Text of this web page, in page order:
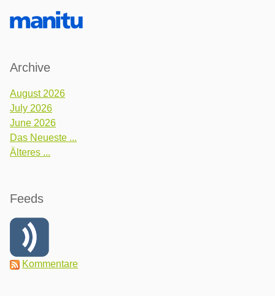
Archive
August 2026
July 2026
June 2026
Das Neueste ...
Älteres ...
Feeds
Kommentare